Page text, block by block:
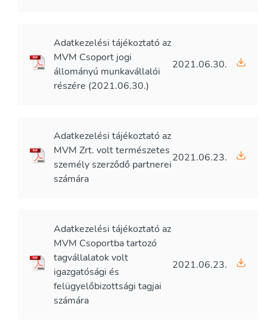
Adatkezelési tájékoztató az
MVM Csoport jogi
állományú munkavállalói
részére (2021.06.30.)
2021.06.30.
Adatkezelési tájékoztató az
MVM Zrt. volt természetes
személy szerződő partnerei
számára
2021.06.23.
Adatkezelési tájékoztató az
MVM Csoportba tartozó
tagvállalatok volt
igazgatósági és
felügyelőbizottsági tagjai
számára
2021.06.23.